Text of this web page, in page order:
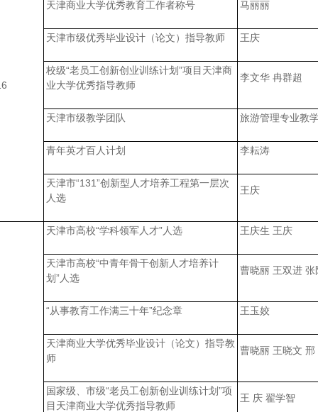
天津商业大学优秀教育工作者称号 马丽丽
天津市级优秀毕业设计（论文）指导教师 王庆
校级“老员工创新创业训练计划”项目天津商
业大学优秀指导教师
李文华 冉群超
天津市级教学团队 旅游管理专业教
青年英才百人计划 李耘涛
天津市“131”创新型人才培养工程第一层次
人选
王庆
天津市高校“学科领军人才”人选 王庆生 王庆
天津市高校“中青年骨干创新人才培养计
划”人选
曹晓丽 王双进 张
“从事教育工作满三十年”纪念章 王玉姣
天津商业大学优秀毕业设计（论文）指导教
师
曹晓丽 王晓文 邢
国家级、市级“老员工创新创业训练计划”项
目天津商业大学优秀指导教师
王 庆 翟学智